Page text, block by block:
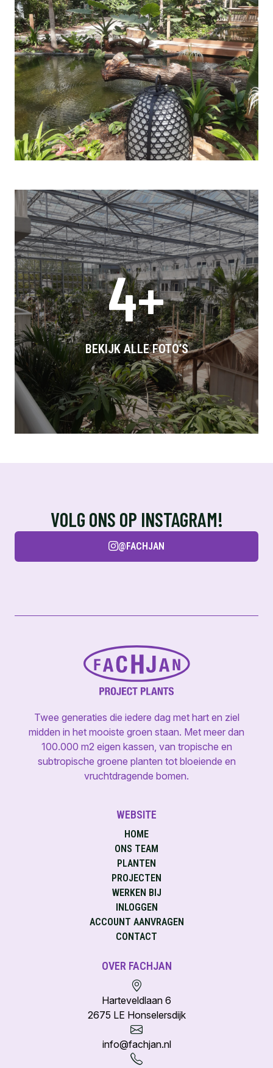
4+
BEKIJK ALLE FOTO’S
VOLG ONS OP INSTAGRAM!
@FACHJAN
Twee generaties die iedere dag met hart en ziel
midden in het mooiste groen staan. Met meer dan
100.000 m2 eigen kassen, van tropische en
subtropische groene planten tot bloeiende en
vruchtdragende bomen.
WEBSITE
HOME
ONS TEAM
PLANTEN
PROJECTEN
WERKEN BIJ
INLOGGEN
ACCOUNT AANVRAGEN
CONTACT
OVER FACHJAN
Harteveldlaan 6
2675 LE Honselersdijk
info@fachjan.nl